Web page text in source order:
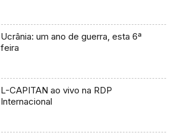
Ucrânia: um ano de guerra, esta 6ª
feira
L-CAPITAN ao vivo na RDP
Internacional